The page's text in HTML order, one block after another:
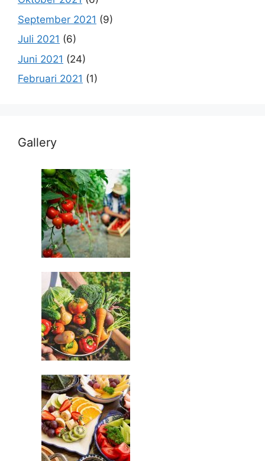
September 2021 (9)
Juli 2021 (6)
Juni 2021 (24)
Februari 2021 (1)
Gallery